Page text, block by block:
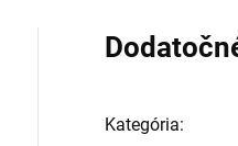
Kategória: